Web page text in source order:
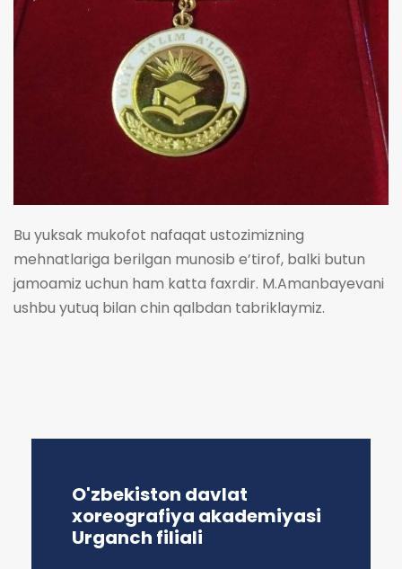
Bu yuksak mukofot nafaqat ustozimizning
mehnatlariga berilgan munosib e’tirof, balki butun
jamoamiz uchun ham katta faxrdir. M.Amanbayevani
ushbu yutuq bilan chin qalbdan tabriklaymiz.
O'zbekiston davlat
xoreografiya akademiyasi
Urganch filiali